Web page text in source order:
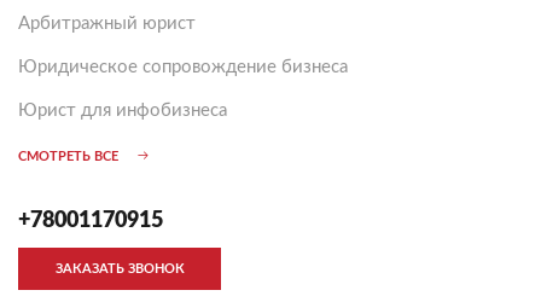
Арбитражный юрист
Юридическое сопровождение бизнеса
Юрист для инфобизнеса
СМОТРЕТЬ ВСЕ
+78001170915
ЗАКАЗАТЬ ЗВОНОК